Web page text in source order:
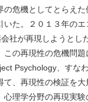
の危機としてとらえ
た。２０１３年の
社が再現しようとし
の再現性の危機問
Psychology、すな
、再現性の検証を
理学分野の再現実